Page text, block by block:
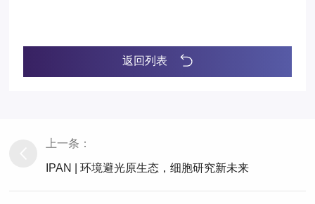
返回列表
上一条：
IPAN | 环境避光原生态，细胞研究新未来